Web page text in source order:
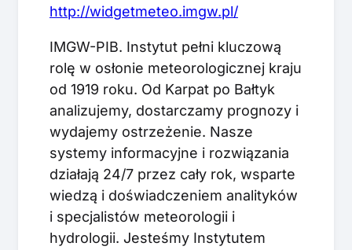
http://widgetmeteo.imgw.pl/
IMGW-PIB. Instytut pełni kluczową
rolę w osłonie meteorologicznej kraju
od 1919 roku. Od Karpat po Bałtyk
analizujemy, dostarczamy prognozy i
wydajemy ostrzeżenie. Nasze
systemy informacyjne i rozwiązania
działają 24/7 przez cały rok, wsparte
wiedzą i doświadczeniem analityków
i specjalistów meteorologii i
hydrologii. Jesteśmy Instytutem